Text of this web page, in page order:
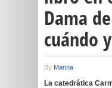
Dama
cuándo
By Marina
La catedrática